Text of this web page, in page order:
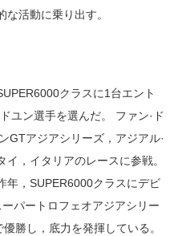
活動に乗り出す。
クラスに1台エント
ユン選手を選んだ。 ファン·ド
GTアジアシリーズ，アジアル·
，イタリアのレースに参戦。
年，SUPER6000クラスにデビ
パートロフェオアジアシリー
勝し，底力を発揮している。